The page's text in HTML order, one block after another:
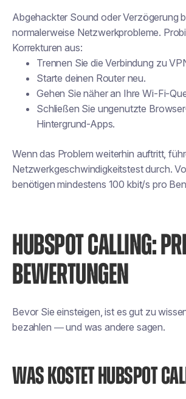
Abgehackter Sound oder Verzögerung
normalerweise Netzwerkprobleme.
Korrekturen aus:
Trennen Sie die Verbindung zu
Starte deinen Router neu.
Gehen Sie näher an Ihre Wi-Fi-
Schließen Sie ungenutzte
Hintergrund-Apps.
Wenn das Problem weiterhin auftritt,
Netzwerkgeschwindigkeitstest durch.
benötigen mindestens 100 kbit/s pro
HUBSPOT CALLING:
BEWERTUNGEN
Bevor Sie einsteigen, ist es gut zu
bezahlen — und was andere sagen.
WAS KOSTET HUBSPOT